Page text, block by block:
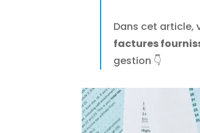
Dans cet article,
factures
gestion 👇